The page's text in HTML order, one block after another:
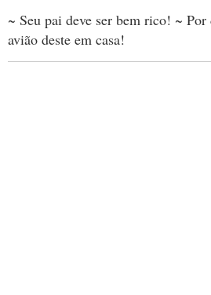
~ Seu pai deve ser bem rico! ~
avião deste em casa!